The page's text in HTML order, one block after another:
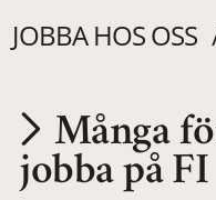
JOBBA HOS OSS
Utvecklas
Många
jobba på FI